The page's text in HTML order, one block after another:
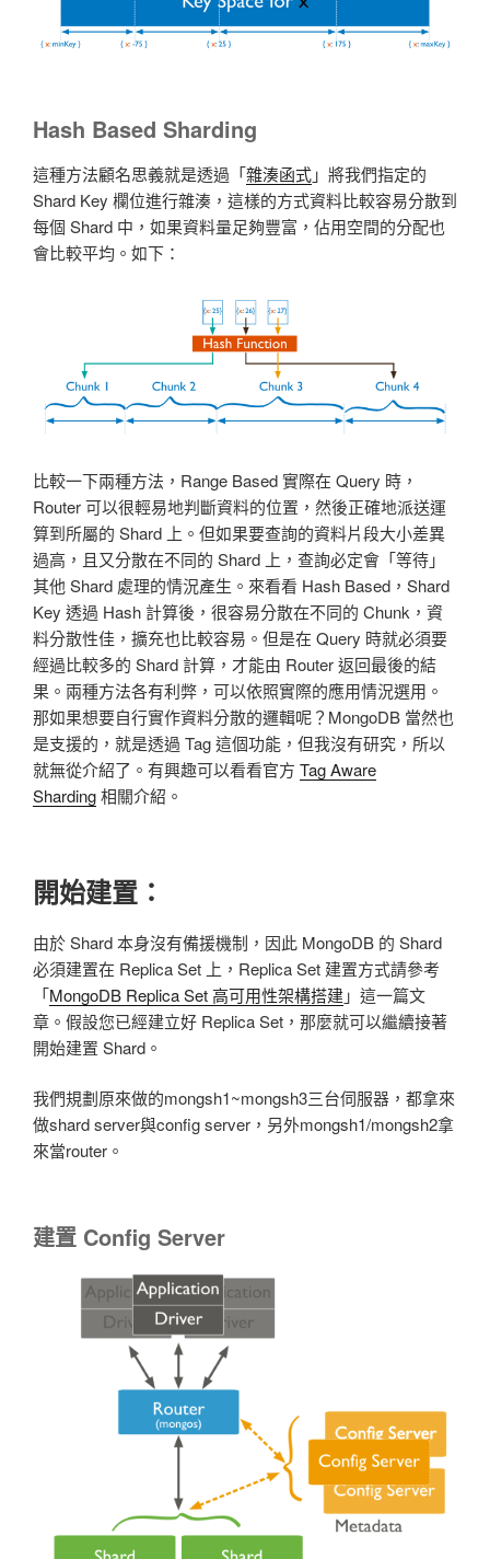
Hash Based Sharding
這種方法顧名思義就是透過「雜湊函式」將我們指定的
Shard Key 欄位進行雜湊，這樣的方式資料比較容易分散到
每個 Shard 中，如果資料量足夠豐富，佔用空間的分配也
會比較平均。如下：
比較一下兩種方法，Range Based 實際在 Query 時，
Router 可以很輕易地判斷資料的位置，然後正確地派送運
算到所屬的 Shard 上。但如果要查詢的資料片段大小差異
過高，且又分散在不同的 Shard 上，查詢必定會「等待」
其他 Shard 處理的情況產生。來看看 Hash Based，Shard
Key 透過 Hash 計算後，很容易分散在不同的 Chunk，資
料分散性佳，擴充也比較容易。但是在 Query 時就必須要
經過比較多的 Shard 計算，才能由 Router 返回最後的結
果。兩種方法各有利弊，可以依照實際的應用情況選用。
那如果想要自行實作資料分散的邏輯呢？MongoDB 當然也
是支援的，就是透過 Tag 這個功能，但我沒有研究，所以
就無從介紹了。有興趣可以看看官方 Tag Aware
Sharding相關介紹。
開始建置：
由於 Shard 本身沒有備援機制，因此 MongoDB 的 Shard
必須建置在 Replica Set 上，Replica Set 建置方式請參考
「MongoDB Replica Set 高可用性架構搭建」這一篇文
章。假設您已經建立好 Replica Set，那麼就可以繼續接著
開始建置 Shard。
我們規劃原來做的mongsh1~mongsh3三台伺服器，都拿來
做shard server與config server，另外mongsh1/mongsh2拿
來當router。
建置 Config Server